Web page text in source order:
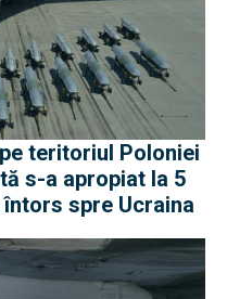
teritoriul Poloniei
s-a apropiat la 5
spre Ucraina